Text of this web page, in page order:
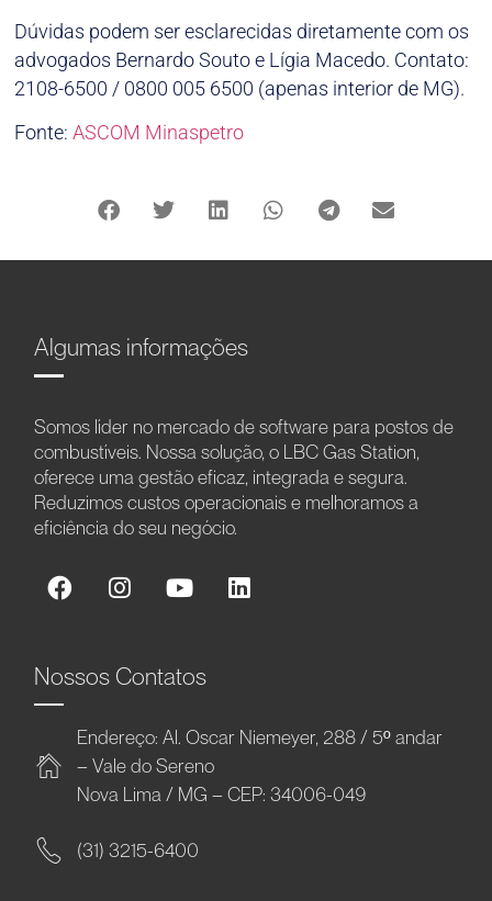
Dúvidas podem ser esclarecidas diretamente com os
advogados Bernardo Souto e Lígia Macedo. Contato:
2108-6500 / 0800 005 6500 (apenas interior de MG).
Fonte:ASCOM Minaspetro
Algumas informações
Somos líder no mercado de software para postos de
combustíveis. Nossa solução, o LBC Gas Station,
oferece uma gestão eficaz, integrada e segura.
Reduzimos custos operacionais e melhoramos a
eficiência do seu negócio.
Nossos Contatos
Endereço: Al. Oscar Niemeyer, 288 / 5º andar
– Vale do Sereno
Nova Lima / MG – CEP: 34006-049
(31) 3215-6400